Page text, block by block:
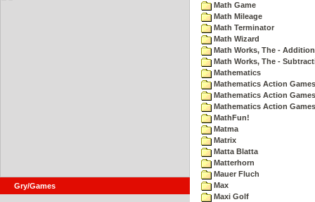
Gry/Games
Math Game
Math Mileage
Math Terminator
Math Wizard
Math Works, The - Addition
Math Works, The -
Mathematics
Mathematics Action
Mathematics Action
Mathematics Action
MathFun!
Matma
Matrix
Matta Blatta
Matterhorn
Mauer Fluch
Max
Maxi Golf